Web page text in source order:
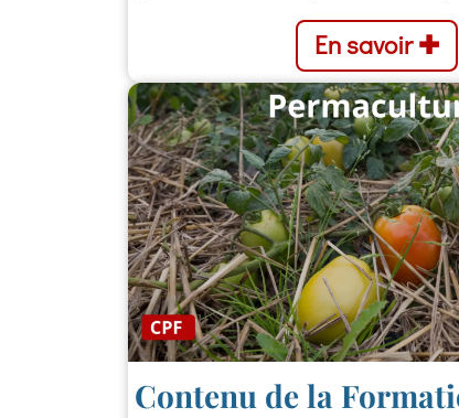
En savoir ✚
Contenu de la